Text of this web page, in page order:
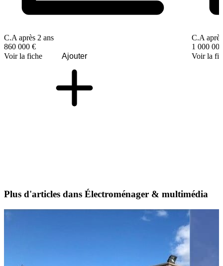
C.A après 2 ans
860 000 €
Voir la fiche
Ajouter
C.A
1 000
Voir la
Plus d'articles dans Électroménager & multimédia